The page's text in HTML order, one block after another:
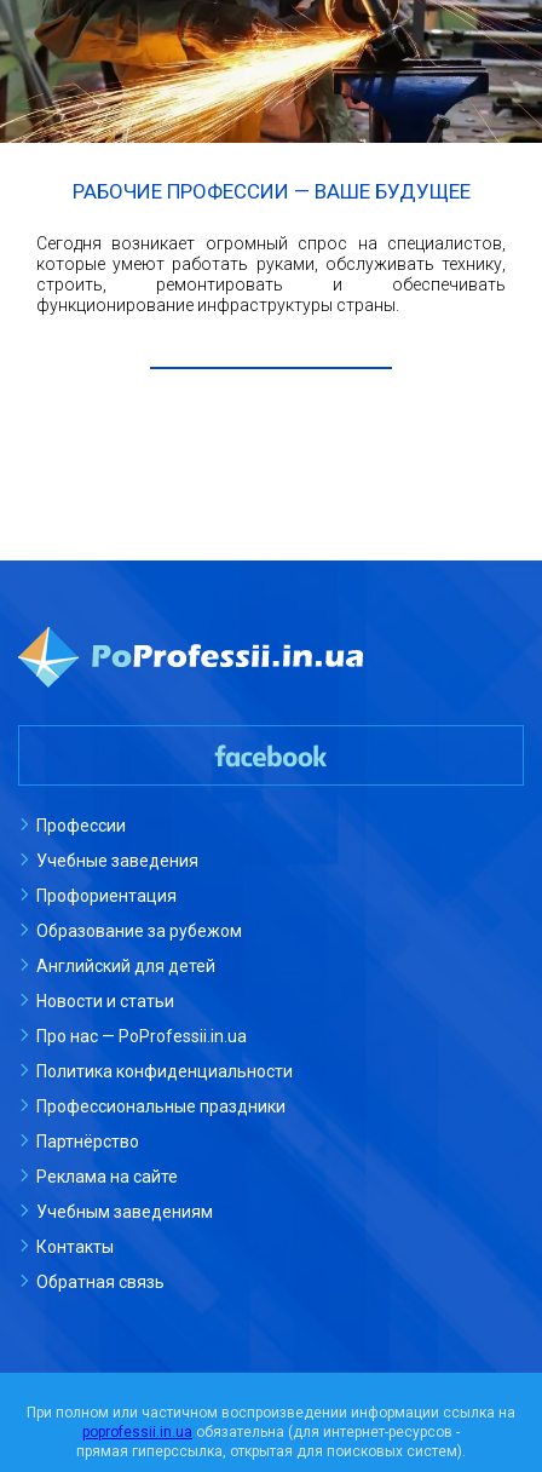
РАБОЧИЕ ПРОФЕССИИ — ВАШЕ БУДУЩЕЕ
Сегодня возникает огромный спрос на специалистов,
которые умеют работать руками, обслуживать технику,
строить, ремонтировать и обеспечивать
функционирование инфраструктуры страны.
Профессии
Учебные заведения
Профориентация
Образование за рубежом
Английский для детей
Новости и статьи
Про нас — PoProfessii.in.ua
Политика конфиденциальности
Профессиональные праздники
Партнёрство
Реклама на сайте
Учебным заведениям
Контакты
Обратная связь
При полном или частичном воспроизведении информации ссылка на
poprofessii.in.ua обязательна (для интернет-ресурсов -
прямая гиперссылка, открытая для поисковых систем).